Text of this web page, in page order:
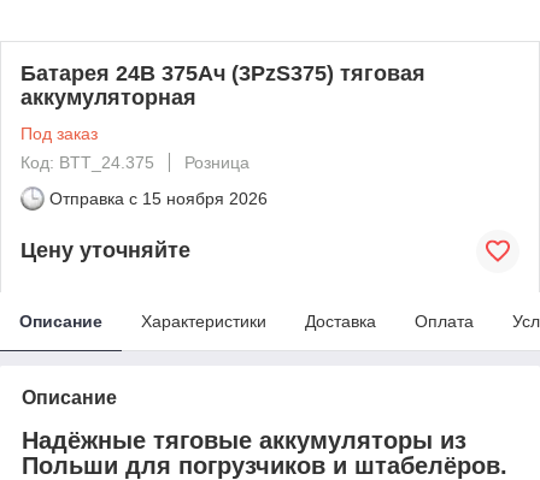
Батарея 24В 375Ач (3PzS375) тяговая
аккумуляторная
Под заказ
Код: BTT_24.375
Розница
Отправка с 15 ноября 2026
Цену уточняйте
Описание Характеристики Доставка Оплата
Описание
Надёжные тяговые аккумуляторы из
Польши для погрузчиков и штабелёров.